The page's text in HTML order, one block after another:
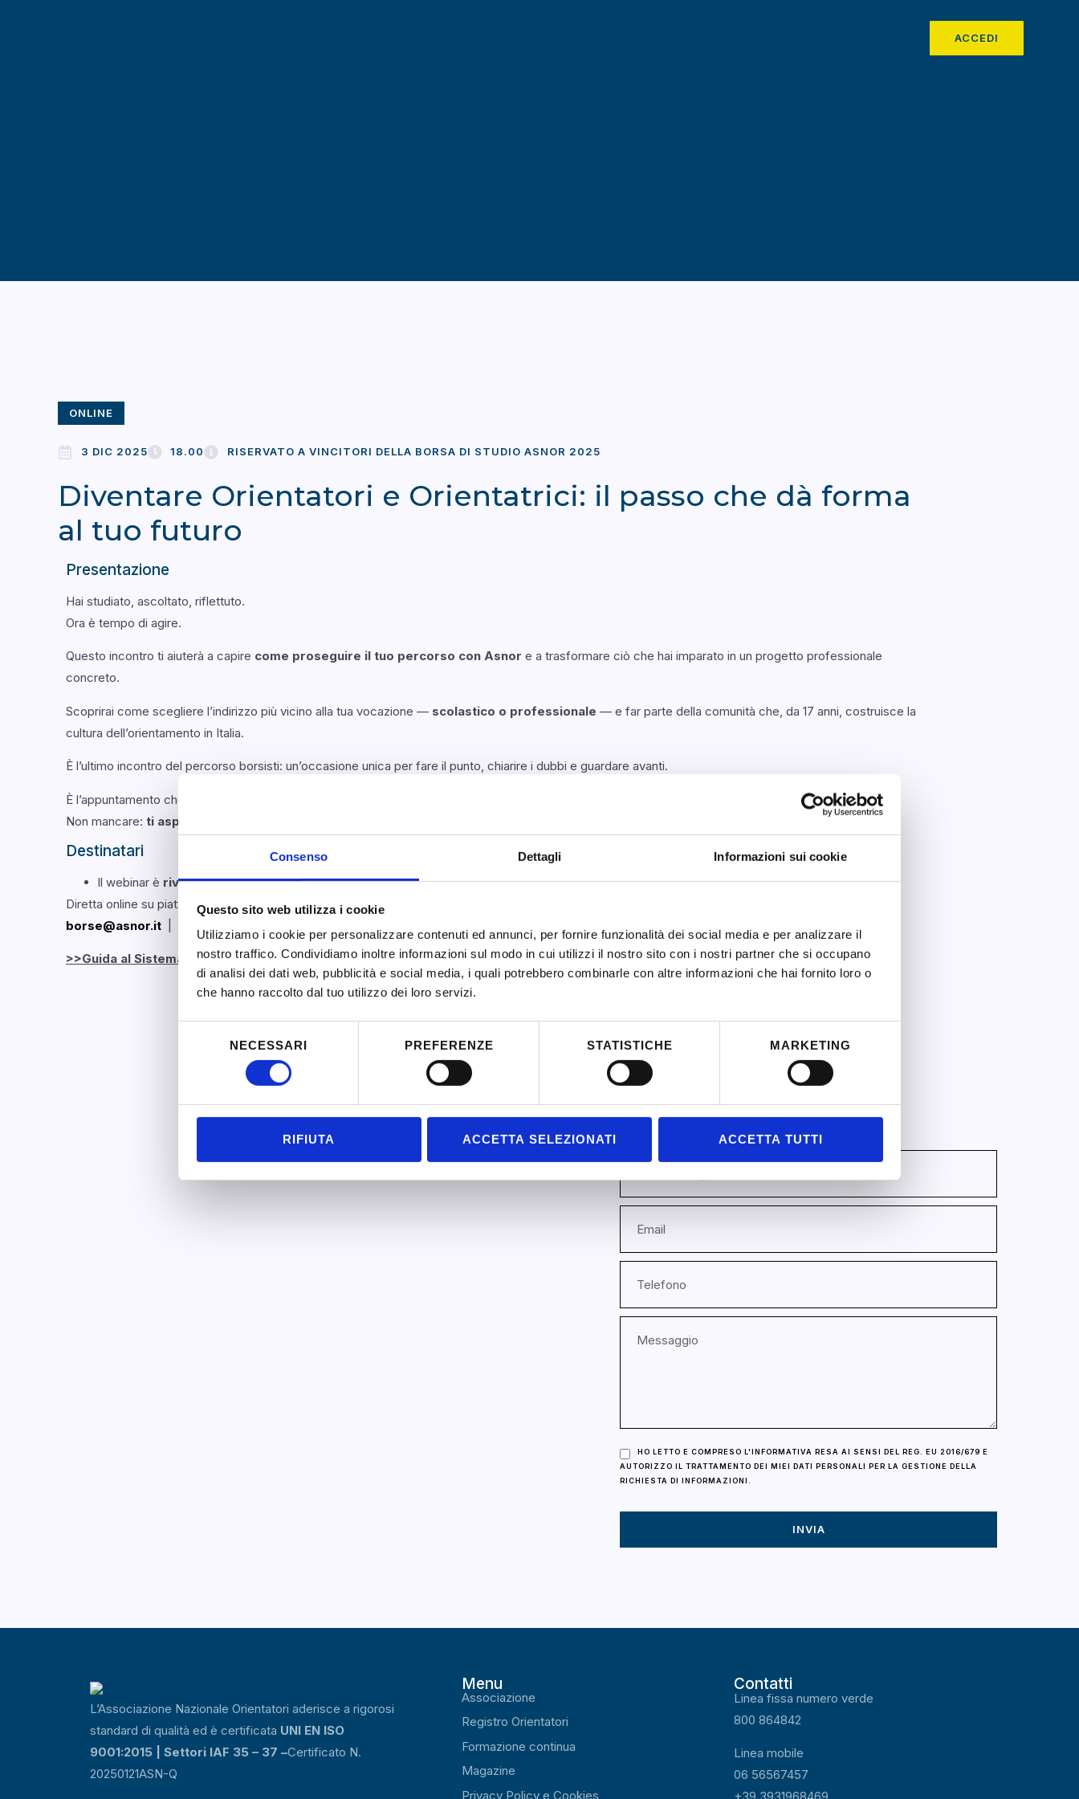
Consenso Dettagli Informazioni sui cookie
Questo sito web utilizza i cookie
Utilizziamo i cookie per personalizzare contenuti ed annunci, per fornire funzionalità dei social media e per analizzare il
nostro traffico. Condividiamo inoltre informazioni sul modo in cui utilizzi il nostro sito con i nostri partner che si occupano
di analisi dei dati web, pubblicità e social media, i quali potrebbero combinarle con altre informazioni che hai fornito loro o
che hanno raccolto dal tuo utilizzo dei loro servizi.
NECESSARI PREFERENZE STATISTICHE MARKETING
RIFIUTA ACCETTA SELEZIONATI ACCETTA TUTTI
ACCEDI
ONLINE
3 DIC 2025 18.00 RISERVATO A VINCITORI DELLA BORSA DI STUDIO ASNOR 2025
Diventare Orientatori e Orientatrici: il passo che dà forma
al tuo futuro
Presentazione
Hai studiato, ascoltato, riflettuto.
Ora è tempo di agire.
Questo incontro ti aiuterà a capire come proseguire il tuo percorso con Asnor e a trasformare ciò che hai imparato in un progetto professionale
concreto.
Scoprirai come scegliere l’indirizzo più vicino alla tua vocazione — scolastico o professionale — e far parte della comunità che, da 17 anni, costruisce la
cultura dell’orientamento in Italia.
È l’ultimo incontro del percorso borsisti: un’occasione unica per fare il punto, chiarire i dubbi e guardare avanti.
È l’appuntamento che segna la differenza tra diventare un orientatore o un’orientatrice riconosciutə.
Non mancare: ti aspettiamo in diretta
Destinatari
ll webinar è rivolto ai soli Vincitori della Borsa di Studio Asnor 2025
Diretta online su piattaforma ZOOM
borse@asnor.it | 06 56567457
>>Guida al Sistema Professionale Asnor– Scopri i prossimi passi dopo il webinar
HO LETTO E COMPRESO L'INFORMATIVA RESA AI SENSI DEL REG. EU 2016/679 E
AUTORIZZO IL TRATTAMENTO DEI MIEI DATI PERSONALI PER LA GESTIONE DELLA
RICHIESTA DI INFORMAZIONI.
INVIA
L’Associazione Nazionale Orientatori aderisce a rigorosi
standard di qualità ed è certificata UNI EN ISO
9001:2015 | Settori IAF 35 – 37 –Certificato N.
20250121ASN-Q
Menu
Associazione
Registro Orientatori
Formazione continua
Magazine
Privacy Policy e Cookies
Contatti
Linea fissa numero verde
800 864842
Linea mobile
06 56567457